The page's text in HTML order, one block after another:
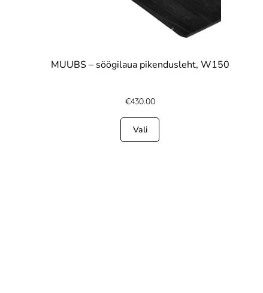
MUUBS – söögilaua pikendusleht, W150
€430.00
Vali